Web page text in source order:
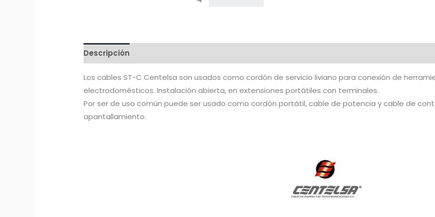
Descripción
Los cables ST-C Centelsa son usados como cordón de servicio liviano para conexión de
electrodomésticos. Instalación abierta, en extensiones portátiles con terminales.
Por ser de uso común puede ser usado como cordón portátil, cable de potencia y cable de
apantallamiento.